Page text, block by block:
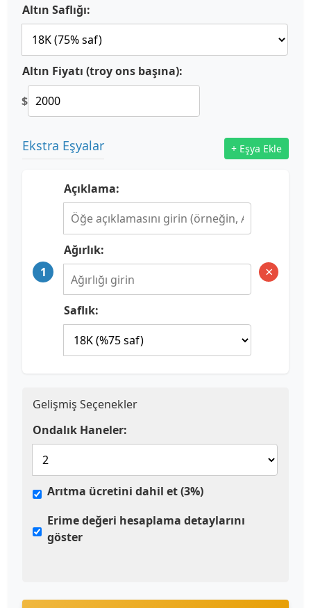
Altın Saflığı:
Altın Fiyatı (troy ons başına):
$
Ekstra Eşyalar + Eşya Ekle
1
Açıklama:
Ağırlık:
Saflık:
×
Gelişmiş Seçenekler
Ondalık Haneler:
Arıtma ücretini dahil et (3%)
Erime değeri hesaplama detaylarını
göster